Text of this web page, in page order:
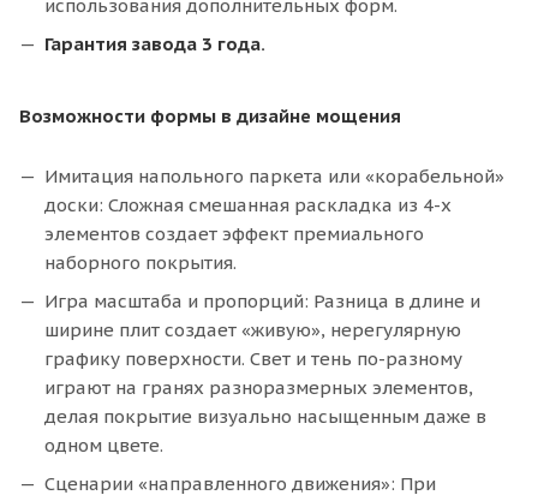
использования дополнительных форм.
Гарантия завода 3 года.
Возможности формы в дизайне мощения
Имитация напольного паркета или «корабельной»
доски: Сложная смешанная раскладка из 4-х
элементов создает эффект премиального
наборного покрытия.
Игра масштаба и пропорций: Разница в длине и
ширине плит создает «живую», нерегулярную
графику поверхности. Свет и тень по-разному
играют на гранях разноразмерных элементов,
делая покрытие визуально насыщенным даже в
одном цвете.
Сценарии «направленного движения»: При